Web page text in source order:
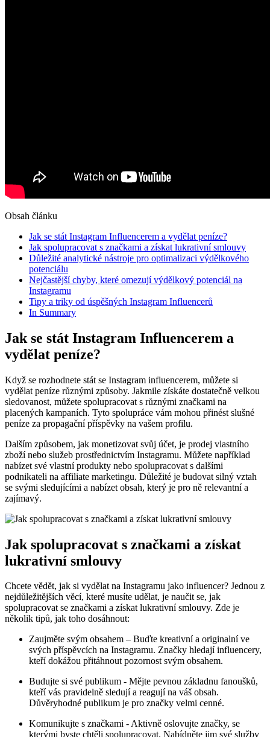
Obsah článku
Jak ⁣se⁣ stát Instagram Influencerem a⁢ vydělat ⁢peníze?
Jak spolupracovat s značkami a získat lukrativní⁣ smlouvy
Důležité analytické nástroje​ pro⁤ optimalizaci ‌výdělkového
‌potenciálu
Nejčastější chyby, které ‍omezují výdělkový potenciál‌ na⁣
Instagramu
Tipy a​ triky od ​úspěšných Instagram Influencerů
In Summary
Jak ⁣se⁣ stát Instagram Influencerem a⁢
vydělat ⁢peníze?
Když⁢ se rozhodnete stát se⁤ Instagram‌ influencerem, můžete ‌si
vydělat‌ peníze různými způsoby. Jakmile získáte dostatečně ​velkou
sledovanost, můžete spolupracovat s různými značkami ⁢na​
placených kampaních. ⁣Tyto ​spolupráce⁤ vám mohou přinést slušné
peníze za propagační příspěvky na vašem profilu.
Dalším ‌způsobem, ⁤jak monetizovat ‌svůj účet, je​ prodej vlastního
zboží nebo služeb prostřednictvím Instagramu. Můžete ‌například
nabízet své vlastní produkty nebo spolupracovat s dalšími
podnikateli na affiliate marketingu. Důležité je⁣ budovat ‍silný vztah
se svými ‌sledujícími a‍ nabízet​ obsah,⁤ který je pro ně relevantní a
zajímavý.
Jak spolupracovat s značkami a získat
lukrativní⁣ smlouvy
Chcete vědět, jak⁤ si ⁤vydělat na Instagramu ​jako⁣ influencer? Jednou ‌z
nejdůležitějších věcí, které musíte udělat, ⁢je naučit se, jak
spolupracovat​ se značkami ⁣a získat lukrativní⁢ smlouvy. Zde ⁤je
několik tipů, jak toho⁣ dosáhnout:
Zaujměte​ svým obsahem​ – Buďte⁢ kreativní a ‍originalní ve
svých‍ příspěvcích na ⁢Instagramu. Značky hledají influencery,
kteří dokážou přitáhnout pozornost svým obsahem.
Budujte‌ si své publikum -‌ Mějte pevnou základnu fanoušků,
kteří ⁢vás⁢ pravidelně sledují a reagují na váš obsah.
Důvěryhodné publikum je pro ⁤značky velmi cenné.
Komunikujte s značkami ‌- ⁣Aktivně oslovujte značky, se
⁢kterými byste chtěli spolupracovat. ⁢Nabídněte jim své služby